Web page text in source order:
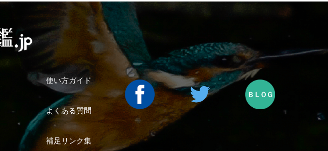
使い方ガイド
よくある質問
補足リンク集